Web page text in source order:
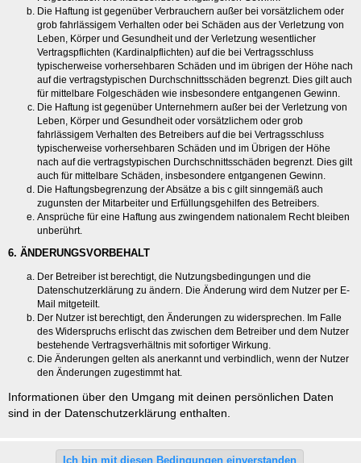
Die Haftung ist gegenüber Verbrauchern außer bei vorsätzlichem oder
grob fahrlässigem Verhalten oder bei Schäden aus der Verletzung von
Leben, Körper und Gesundheit und der Verletzung wesentlicher
Vertragspflichten (Kardinalpflichten) auf die bei Vertragsschluss
typischerweise vorhersehbaren Schäden und im übrigen der Höhe nach
auf die vertragstypischen Durchschnittsschäden begrenzt. Dies gilt auch
für mittelbare Folgeschäden wie insbesondere entgangenen Gewinn.
Die Haftung ist gegenüber Unternehmern außer bei der Verletzung von
Leben, Körper und Gesundheit oder vorsätzlichem oder grob
fahrlässigem Verhalten des Betreibers auf die bei Vertragsschluss
typischerweise vorhersehbaren Schäden und im Übrigen der Höhe
nach auf die vertragstypischen Durchschnittsschäden begrenzt. Dies gilt
auch für mittelbare Schäden, insbesondere entgangenen Gewinn.
Die Haftungsbegrenzung der Absätze a bis c gilt sinngemäß auch
zugunsten der Mitarbeiter und Erfüllungsgehilfen des Betreibers.
Ansprüche für eine Haftung aus zwingendem nationalem Recht bleiben
unberührt.
6. ÄNDERUNGSVORBEHALT
Der Betreiber ist berechtigt, die Nutzungsbedingungen und die
Datenschutzerklärung zu ändern. Die Änderung wird dem Nutzer per E-
Mail mitgeteilt.
Der Nutzer ist berechtigt, den Änderungen zu widersprechen. Im Falle
des Widerspruchs erlischt das zwischen dem Betreiber und dem Nutzer
bestehende Vertragsverhältnis mit sofortiger Wirkung.
Die Änderungen gelten als anerkannt und verbindlich, wenn der Nutzer
den Änderungen zugestimmt hat.
Informationen über den Umgang mit deinen persönlichen Daten
sind in der Datenschutzerklärung enthalten.